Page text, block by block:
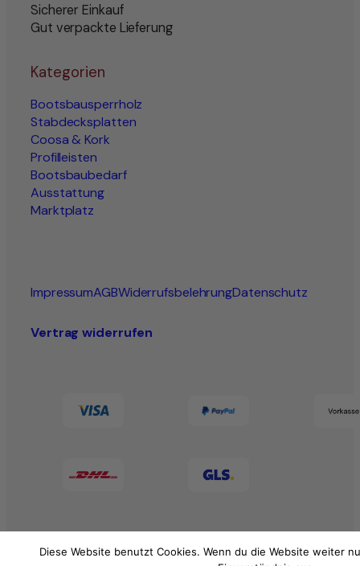
Sicherer Einkauf
Gut verpackte Lieferung
Kategorien
Bootsbausperrholz
Stabdecksplatten
Coosa & Kork
Profilleisten
Bootsbaubedarf
Ausstattung
Marktplatz
ImpressumAGBWiderrufsbelehrungDatenschutz
Vertrag widerrufen
Diese Website benutzt Cookies. Wenn du die Website weiter